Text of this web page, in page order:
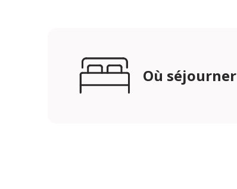
Où séjourner